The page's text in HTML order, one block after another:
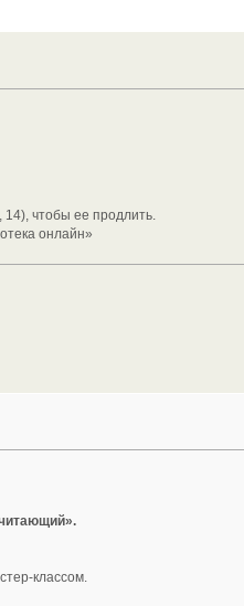
14), чтобы ее продлить.
онлайн»
классом.